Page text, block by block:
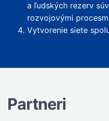
a ľudských rezerv
rozvojovými
Vytvorenie siete
Partneri